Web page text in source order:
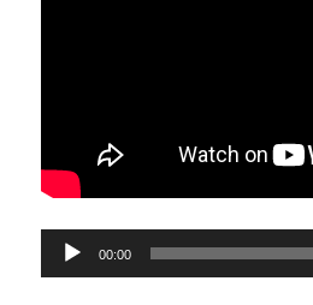
Reproductor
d'àudio
00:00